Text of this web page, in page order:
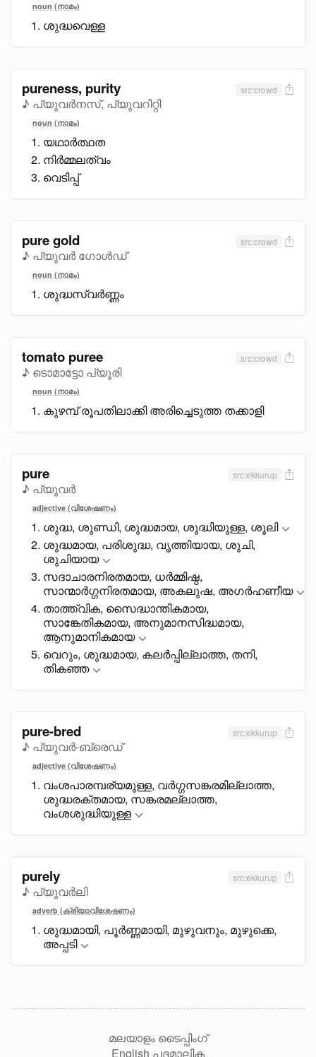
noun (നാമം)
ശുദ്ധവെള്ള
pureness, purity
♪ പ്യുവർനസ്, പ്യുവറിറ്റി
src:crowd
noun (നാമം)
യഥാർത്ഥത
നിർമ്മലത്വം
വെടിപ്പ്
pure gold
♪ പ്യുവർ ഗോൾഡ്
src:crowd
noun (നാമം)
ശുദ്ധസ്വർണ്ണം
tomato puree
♪ ടൊമാട്ടോ പ്യൂരി
src:crowd
noun (നാമം)
കുഴമ്പ് രൂപതിലാക്കി അരിച്ചെടുത്ത തക്കാളി
pure
♪ പ്യുവർ
src:ekkurup
adjective (വിശേഷണം)
ശുദ്ധ, ശുണ്ഡി, ശുദ്ധമായ, ശുദ്ധിയുള്ള, ശൂലി
ശുദ്ധമായ, പരിശുദ്ധ, വൃത്തിയായ, ശുചി,
ശുചിയായ
സദാചാരനിരതമായ, ധർമ്മിഷ്ഠ,
സാന്മാർഗ്ഗനിരതമായ, അകലുഷ, അഗർഹണീയ
താത്ത്വിക, സെെദ്ധാന്തികമായ,
സാങ്കേതികമായ, അനുമാനസിദ്ധമായ,
ആനുമാനികമായ
വെറും, ശുദ്ധമായ, കലർപ്പില്ലാത്ത, തനി,
തികഞ്ഞ
pure-bred
♪ പ്യുവർ-ബ്രെഡ്
src:ekkurup
adjective (വിശേഷണം)
വംശപാരമ്പര്യമുള്ള, വർഗ്ഗസങ്കരമില്ലാത്ത,
ശുദ്ധരക്തമായ, സങ്കരമല്ലാത്ത,
വംശശുദ്ധിയുള്ള
purely
♪ പ്യുവർലി
src:ekkurup
adverb (ക്രിയാവിശേഷണം)
ശുദ്ധമായി, പൂർണ്ണമായി, മുഴുവനും, മുഴുക്കെ,
അപ്പടി
മലയാളം ടൈപ്പിംഗ്
English പദമാലിക